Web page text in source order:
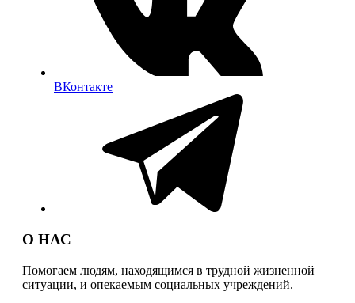
ВКонтакте
О НАС
Помогаем людям, находящимся в трудной жизненной
ситуации, и опекаемым социальных учреждений.